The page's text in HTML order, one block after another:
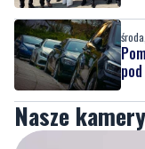
Nasze kamery